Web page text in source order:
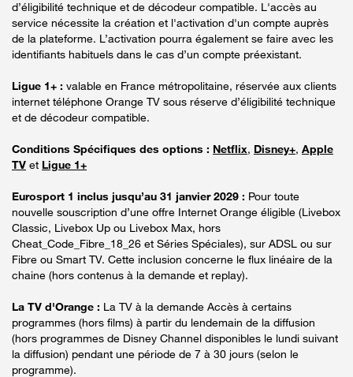
d’éligibilité technique et de décodeur compatible. L'accès au
service nécessite la création et l'activation d'un compte auprès
de la plateforme. L’activation pourra également se faire avec les
identifiants habituels dans le cas d’un compte préexistant.
Ligue 1+ : valable en France métropolitaine, réservée aux clients
internet téléphone Orange TV sous réserve d’éligibilité technique
et de décodeur compatible.
Conditions Spécifiques des options : Netflix, Disney+, Apple
TV et Ligue 1+
Eurosport 1 inclus jusqu’au 31 janvier 2029 : Pour toute
nouvelle souscription d’une offre Internet Orange éligible (Livebox
Classic, Livebox Up ou Livebox Max, hors
Cheat_Code_Fibre_18_26 et Séries Spéciales), sur ADSL ou sur
Fibre ou Smart TV. Cette inclusion concerne le flux linéaire de la
chaine (hors contenus à la demande et replay).
La TV d'Orange : La TV à la demande Accès à certains
programmes (hors films) à partir du lendemain de la diffusion
(hors programmes de Disney Channel disponibles le lundi suivant
la diffusion) pendant une période de 7 à 30 jours (selon le
programme).